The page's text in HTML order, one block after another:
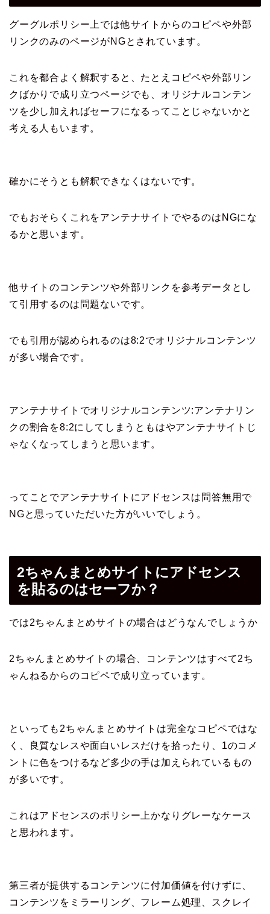
グーグルポリシー上では他サイトからのコピペや外部
リンクのみのページがNGとされています。
これを都合よく解釈すると、たとえコピペや外部リン
クばかりで成り立つページでも、オリジナルコンテン
ツを少し加えればセーフになるってことじゃないかと
考える人もいます。
確かにそうとも解釈できなくはないです。
でもおそらくこれをアンテナサイトでやるのはNGにな
るかと思います。
他サイトのコンテンツや外部リンクを参考データとし
て引用するのは問題ないです。
でも引用が認められるのは8:2でオリジナルコンテンツ
が多い場合です。
アンテナサイトでオリジナルコンテンツ:アンテナリン
クの割合を8:2にしてしまうともはやアンテナサイトじ
ゃなくなってしまうと思います。
ってことでアンテナサイトにアドセンスは問答無用で
NGと思っていただいた方がいいでしょう。
2ちゃんまとめサイトにアドセンス
を貼るのはセーフか？
では2ちゃんまとめサイトの場合はどうなんでしょうか
2ちゃんまとめサイトの場合、コンテンツはすべて2ち
ゃんねるからのコピペで成り立っています。
といっても2ちゃんまとめサイトは完全なコピペではな
く、良質なレスや面白いレスだけを拾ったり、1のコメ
ントに色をつけるなど多少の手は加えられているもの
が多いです。
これはアドセンスのポリシー上かなりグレーなケース
と思われます。
第三者が提供するコンテンツに付加価値を付けずに、
コンテンツをミラーリング、フレーム処理、スクレイ